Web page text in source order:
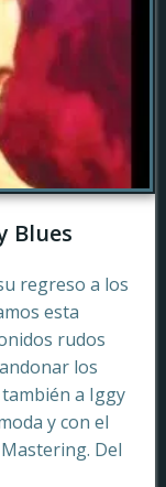
Blues
regreso a los
esta
rudos
los
a Iggy
y con el
Del